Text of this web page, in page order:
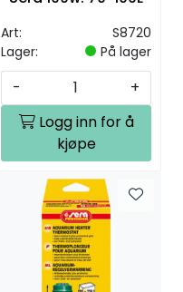
Art:
S8720
Lager:
På lager
-
+
Logg inn for å
kjøpe